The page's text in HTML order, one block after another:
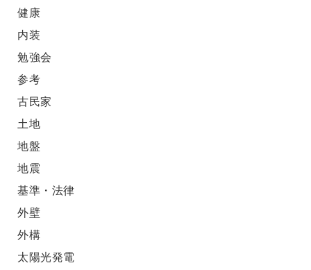
健康
内装
勉強会
参考
古民家
土地
地盤
地震
基準・法律
外壁
外構
太陽光発電